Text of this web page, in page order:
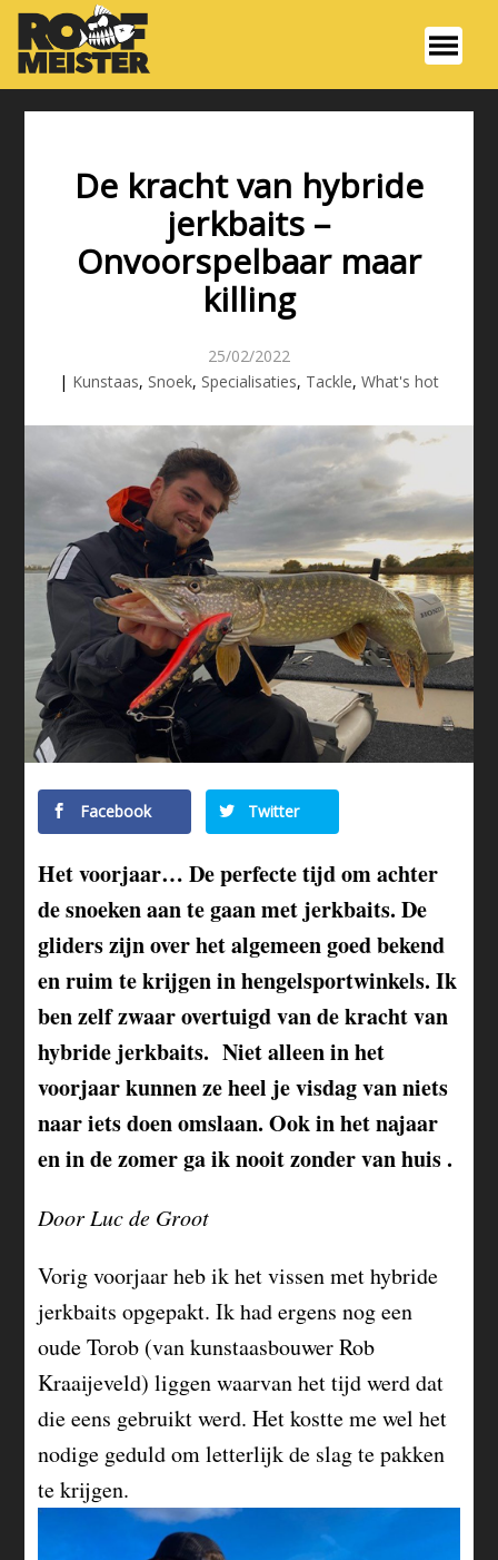
De kracht van hybride
jerkbaits –
Onvoorspelbaar maar
killing
25/02/2022
| Kunstaas, Snoek, Specialisaties, Tackle, What's hot
Facebook Twitter
Het voorjaar… De perfecte tijd om achter
de snoeken aan te gaan met jerkbaits. De
gliders zijn over het algemeen goed bekend
en ruim te krijgen in hengelsportwinkels. Ik
ben zelf zwaar overtuigd van de kracht van
hybride jerkbaits. Niet alleen in het
voorjaar kunnen ze heel je visdag van niets
naar iets doen omslaan. Ook in het najaar
en in de zomer ga ik nooit zonder van huis .
Door Luc de Groot
Vorig voorjaar heb ik het vissen met hybride
jerkbaits opgepakt. Ik had ergens nog een
oude Torob (van kunstaasbouwer Rob
Kraaijeveld) liggen waarvan het tijd werd dat
die eens gebruikt werd. Het kostte me wel het
nodige geduld om letterlijk de slag te pakken
te krijgen.